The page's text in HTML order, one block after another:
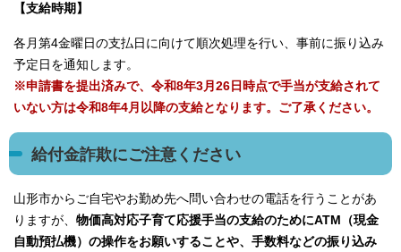
【支給時期】
各月第4金曜日の支払日に向けて順次処理を行い、事前に振り込み
予定日を通知します。
※申請書を提出済みで、令和8年3月26日時点で手当が支給されて
いない方は令和8年4月以降の支給となります。ご了承ください。
給付金詐欺にご注意ください
山形市からご自宅やお勤め先へ問い合わせの電話を行うことがあ
りますが、 物価高対応子育て応援手当の支給のためにATM（現金
自動預払機）の操作をお願いすることや、手数料などの振り込み